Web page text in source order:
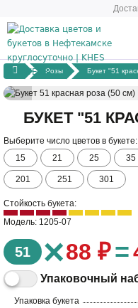
Розы Букет "51
БУКЕТ "51
Выберите число цветов в букете:
15
21 25 35
201 251 301
Стойкость букета:
Модель: 1205-07
51 ×88 ₽=
Упаковочный
Упаковка букета